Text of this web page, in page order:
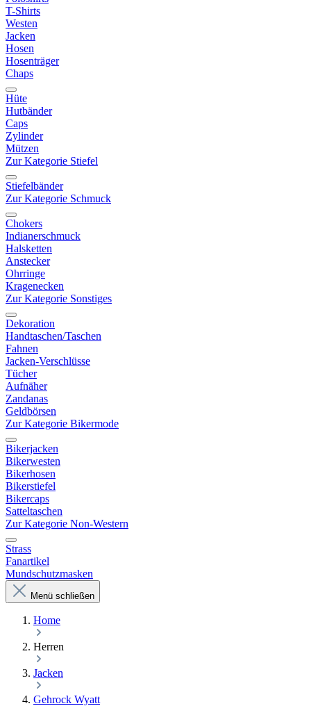
T-Shirts
Westen
Jacken
Hosen
Hosenträger
Chaps
Hüte
Hutbänder
Caps
Zylinder
Mützen
Zur Kategorie Stiefel
Stiefelbänder
Zur Kategorie Schmuck
Chokers
Indianerschmuck
Halsketten
Anstecker
Ohrringe
Kragenecken
Zur Kategorie Sonstiges
Dekoration
Handtaschen/Taschen
Fahnen
Jacken-Verschlüsse
Tücher
Aufnäher
Zandanas
Geldbörsen
Zur Kategorie Bikermode
Bikerjacken
Bikerwesten
Bikerhosen
Bikerstiefel
Bikercaps
Satteltaschen
Zur Kategorie Non-Western
Strass
Fanartikel
Mundschutzmasken
Menü schließen
Home
Herren
Jacken
Gehrock Wyatt